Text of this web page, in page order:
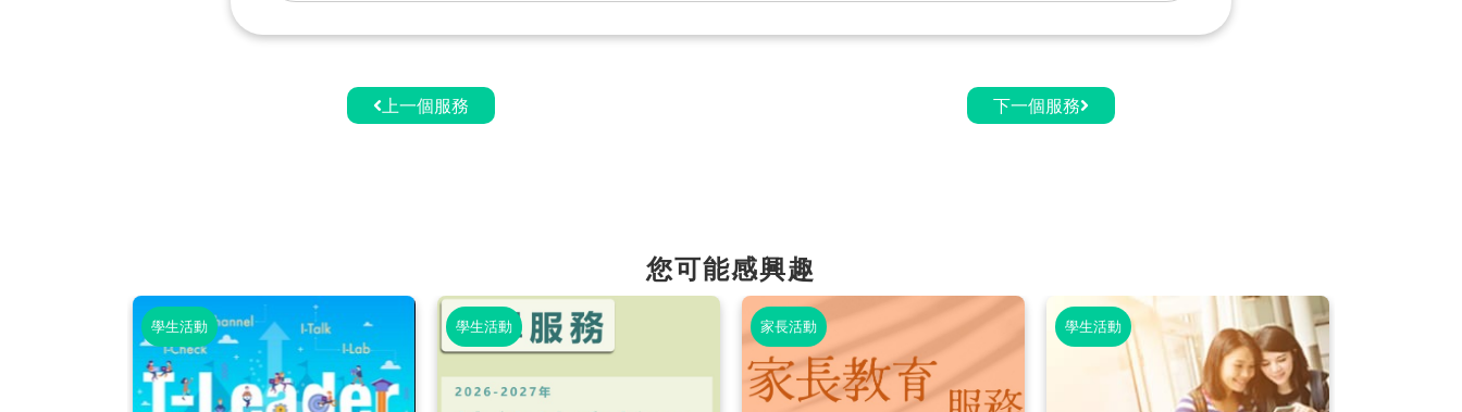
上一個服務 下一個服務
您可能感興趣
學生活動 學生活動 家長活動 學生活動